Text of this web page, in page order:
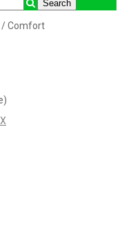
/ Comfort